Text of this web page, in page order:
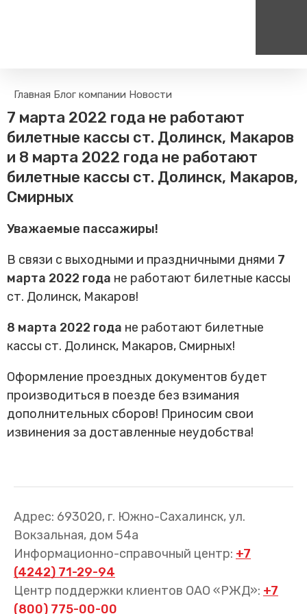
Пассажирам
Поиск по расписанию
Тарифы и льготы
Маломобильным
Прочие услуги
Моя карта попала в стоп-
лист
Маршрут настроен -
на сайт
Организованные туры
Единый номер вызова экстренных служб
112
Главная Блог компании Новости
7 марта 2022 года не работают
билетные кассы ст. Долинск, Макаров
и 8 марта 2022 года не работают
билетные кассы ст. Долинск, Макаров,
Смирных
Уважаемые пассажиры!
В связи с выходными и праздничными днями 7
марта 2022 года не работают билетные кассы
ст. Долинск, Макаров!
8 марта 2022 года не работают билетные
кассы ст. Долинск, Макаров, Смирных!
Оформление проездных документов будет
производиться в поезде без взимания
дополнительных сборов! Приносим свои
извинения за доставленные неудобства!
Адрес: 693020, г. Южно-Сахалинск, ул.
Вокзальная, дом 54а
Информационно-справочный центр: +7
(4242) 71-29-94
Центр поддержки клиентов ОАО «РЖД»: +7
(800) 775-00-00